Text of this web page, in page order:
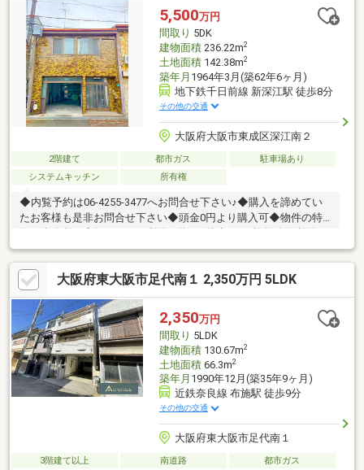
く為に精一杯サポート致します不動産の事なら何でもお気軽にご
相談下さい！
5,500万円
間取り 5DK
建物面積236.22m2
土地面積142.38m2
築年月 1964年3月(築62年6ヶ月)
地下鉄千日前線 新深江駅 徒歩8分
その他の交通
大阪府大阪市東成区深江南２
2階建て 都市ガス
駐車場あり
システムキッチン
所有権
◆内覧予約は06-4255-3477へお問合せ下さい♪◆購入を諦めてい
たお客様も是非お問合せ下さい◆頭金0円より購入可◆物件の特
徴・事務所や店舗としても利用可能な2階建て♪・複数路線利用可
能◎アクセス便利な立地！・車庫付き！・全居室6帖以上あり！・
生活便利な周辺環境♪◆見るだけ大歓迎◆接客対応品質に自信が
あり◆夜間早朝もお気軽にご連絡ください！◆無料送迎可「購入
するか分からないけど見るだけ見たい」「他社の物件もまとめて
見てみたい」等ご購入をご検討中のお客様にとって、より良い条
件でご購入頂く為に精一杯サポート致します不動産の事なら何で
もお気軽にご相談下さい！
大阪府東大阪市足代南１ 2,350万円 5LDK
2,350万円
間取り 5LDK
建物面積130.67m2
土地面積66.3m2
築年月 1990年12月(築35年9ヶ月)
近鉄奈良線 布施駅 徒歩9分
その他の交通
大阪府東大阪市足代南１
3階建て以上 南道路 都市ガス